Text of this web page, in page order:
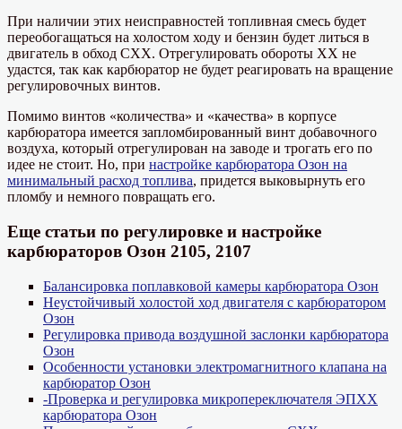
При наличии этих неисправностей топливная смесь будет
переобогащаться на холостом ходу и бензин будет литься в
двигатель в обход СХХ. Отрегулировать обороты ХХ не
удастся, так как карбюратор не будет реагировать на вращение
регулировочных винтов.
Помимо винтов «количества» и «качества» в корпусе
карбюратора имеется запломбированный винт добавочного
воздуха, который отрегулирован на заводе и трогать его по
идее не стоит. Но, при настройке карбюратора Озон на
минимальный расход топлива, придется выковырнуть его
пломбу и немного повращать его.
Еще статьи по регулировке и настройке
карбюраторов Озон 2105, 2107
Балансировка поплавковой камеры карбюратора Озон
Неустойчивый холостой ход двигателя с карбюратором
Озон
Регулировка привода воздушной заслонки карбюратора
Озон
Особенности установки электромагнитного клапана на
карбюратор Озон
-Проверка и регулировка микропереключателя ЭПХХ
карбюратора Озон